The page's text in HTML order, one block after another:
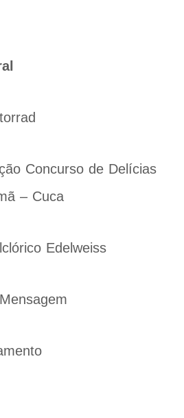
Concurso de Delícias
– Cuca
Edelweiss